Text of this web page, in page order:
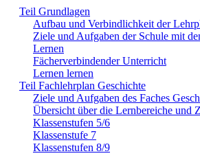
Teil Grundlagen
Aufbau und Verbindlichkeit der
Ziele und Aufgaben der Schule mit
Lernen
Fächerverbindender Unterricht
Lernen lernen
Teil Fachlehrplan Geschichte
Ziele und Aufgaben des Faches
Übersicht über die Lernbereiche und
Klassenstufen 5/6
Klassenstufe 7
Klassenstufen 8/9